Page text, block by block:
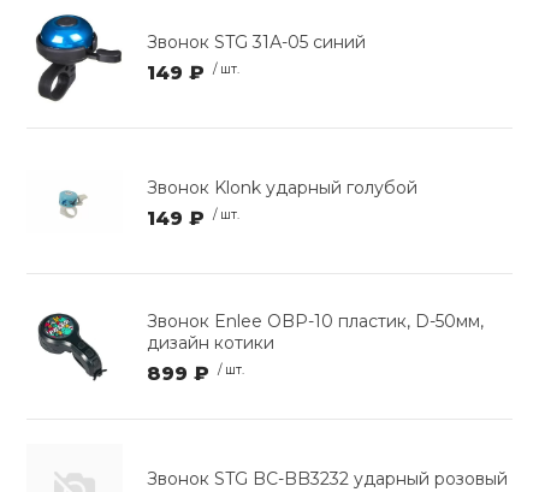
Звонок STG 31А-05 синий
149 ₽ / шт.
Звонок Klonk ударный голубой
149 ₽ / шт.
Звонок Enlee OBP-10 пластик, D-50мм,
дизайн котики
899 ₽ / шт.
Звонок STG BC-BB3232 ударный розовый